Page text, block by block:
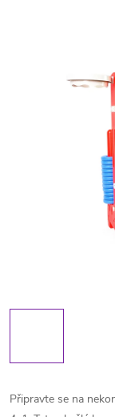
Připravte se na